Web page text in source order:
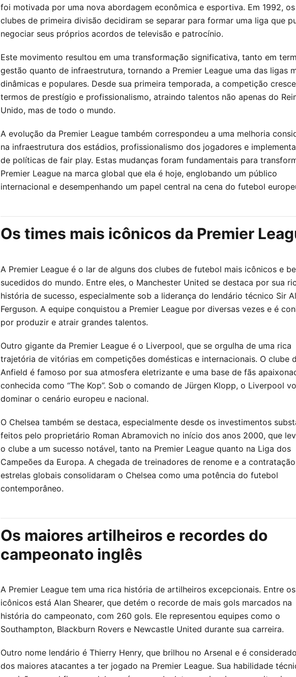
foi motivada por uma nova abordagem econômica e esportiva. Em 1992, os
clubes de primeira divisão decidiram se separar para formar uma liga que
negociar seus próprios acordos de televisão e patrocínio.
Este movimento resultou em uma transformação significativa, tanto em
gestão quanto de infraestrutura, tornando a Premier League uma das ligas
dinâmicas e populares. Desde sua primeira temporada, a competição
termos de prestígio e profissionalismo, atraindo talentos não apenas do
Unido, mas de todo o mundo.
A evolução da Premier League também correspondeu a uma melhoria
na infraestrutura dos estádios, profissionalismo dos jogadores e
de políticas de fair play. Estas mudanças foram fundamentais para
Premier League na marca global que ela é hoje, englobando um público
internacional e desempenhando um papel central na cena do futebol
Os times mais icônicos da Premier
A Premier League é o lar de alguns dos clubes de futebol mais icônicos e
sucedidos do mundo. Entre eles, o Manchester United se destaca por sua
história de sucesso, especialmente sob a liderança do lendário técnico Sir
Ferguson. A equipe conquistou a Premier League por diversas vezes e é
por produzir e atrair grandes talentos.
Outro gigante da Premier League é o Liverpool, que se orgulha de uma rica
trajetória de vitórias em competições domésticas e internacionais. O clube
Anfield é famoso por sua atmosfera eletrizante e uma base de fãs
conhecida como “The Kop”. Sob o comando de Jürgen Klopp, o Liverpool
dominar o cenário europeu e nacional.
O Chelsea também se destaca, especialmente desde os investimentos
feitos pelo proprietário Roman Abramovich no início dos anos 2000, que
o clube a um sucesso notável, tanto na Premier League quanto na Liga dos
Campeões da Europa. A chegada de treinadores de renome e a
estrelas globais consolidaram o Chelsea como uma potência do futebol
contemporâneo.
Os maiores artilheiros e recordes do
campeonato inglês
A Premier League tem uma rica história de artilheiros excepcionais. Entre
icônicos está Alan Shearer, que detém o recorde de mais gols marcados na
história do campeonato, com 260 gols. Ele representou equipes como o
Southampton, Blackburn Rovers e Newcastle United durante sua carreira.
Outro nome lendário é Thierry Henry, que brilhou no Arsenal e é
dos maiores atacantes a ter jogado na Premier League. Sua habilidade